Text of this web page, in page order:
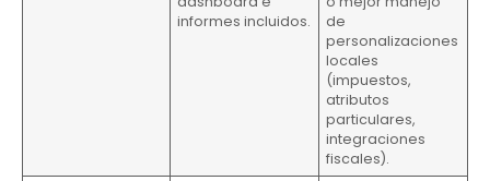
informes incluidos.
de
personalizaciones
locales
(impuestos,
atributos
particulares,
integraciones
fiscales).